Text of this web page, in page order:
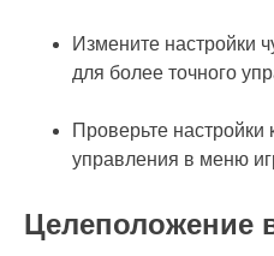
Измените настройки
для более точного
Проверьте
управления в меню
Целеположение